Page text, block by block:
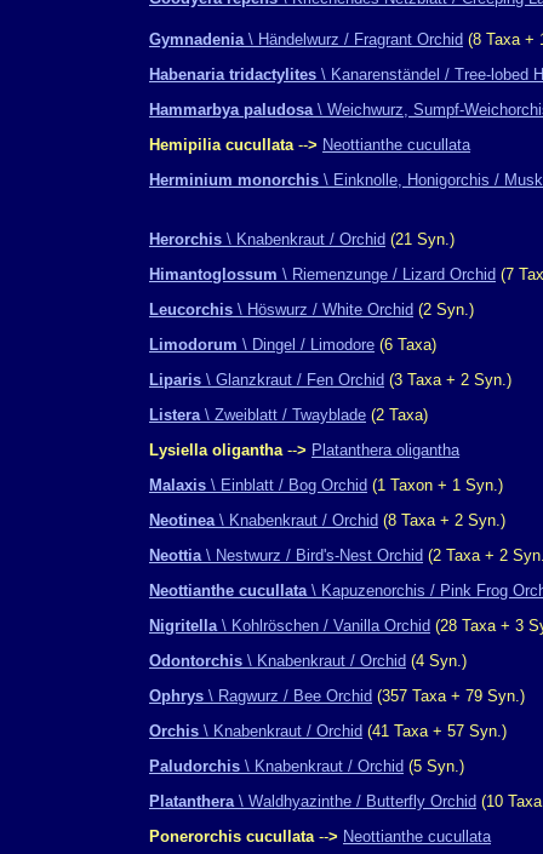
Gymnadenia \ Händelwurz / Fragrant Orchid (8 Taxa +
Habenaria tridactylites \ Kanarenständel / Tree-lobed
Hammarbya paludosa \ Weichwurz, Sumpf-
Hemipilia cucullata --> Neottianthe cucullata
Herminium monorchis \ Einknolle, Honigorchis /
Herorchis \ Knabenkraut / Orchid (21 Syn.)
Himantoglossum \ Riemenzunge / Lizard Orchid (7
Leucorchis \ Höswurz / White Orchid (2 Syn.)
Limodorum \ Dingel / Limodore (6 Taxa)
Liparis \ Glanzkraut / Fen Orchid (3 Taxa + 2 Syn.)
Listera \ Zweiblatt / Twayblade (2 Taxa)
Lysiella oligantha --> Platanthera oligantha
Malaxis \ Einblatt / Bog Orchid (1 Taxon + 1 Syn.)
Neotinea \ Knabenkraut / Orchid (8 Taxa + 2 Syn.)
Neottia \ Nestwurz / Bird's-Nest Orchid (2 Taxa + 2
Neottianthe cucullata \ Kapuzenorchis / Pink Frog
Nigritella \ Kohlröschen / Vanilla Orchid (28 Taxa + 3
Odontorchis \ Knabenkraut / Orchid (4 Syn.)
Ophrys \ Ragwurz / Bee Orchid (357 Taxa + 79 Syn.)
Orchis \ Knabenkraut / Orchid (41 Taxa + 57 Syn.)
Paludorchis \ Knabenkraut / Orchid (5 Syn.)
Platanthera \ Waldhyazinthe / Butterfly Orchid (10
Ponerorchis cucullata --> Neottianthe cucullata